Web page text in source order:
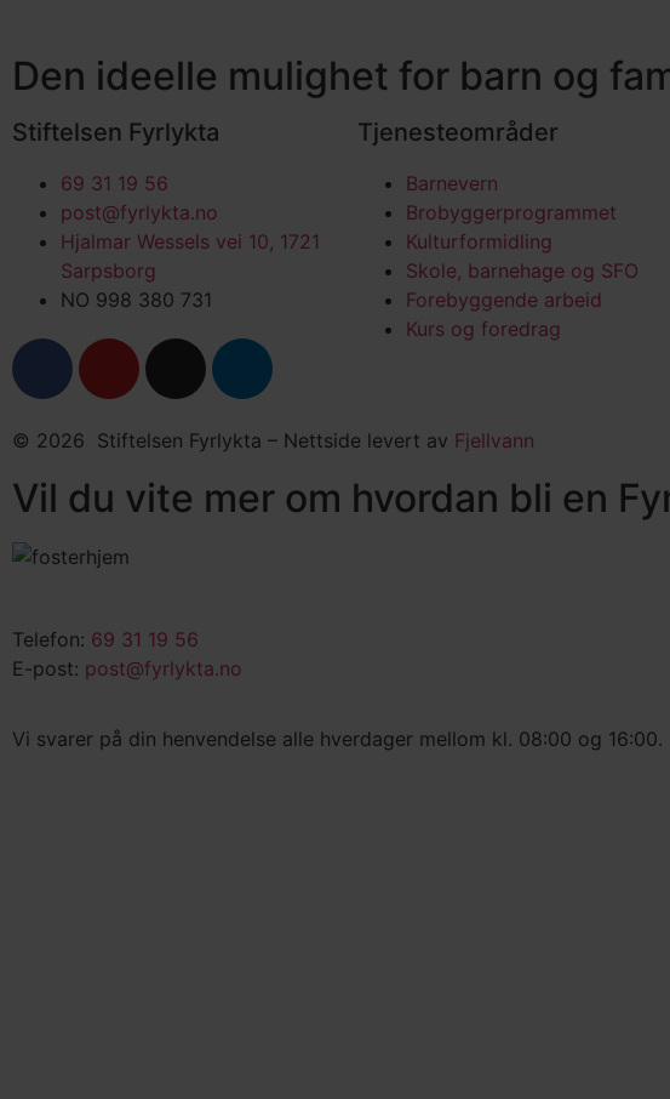
Den ideelle mulighet for barn og
Stiftelsen Fyrlykta
69 31 19 56
post@fyrlykta.no
Hjalmar Wessels vei 10, 1721
Sarpsborg
NO 998 380 731
Tjenesteområder
Barnevern
Brobyggerprogrammet
Kulturformidling
Skole, barnehage og SFO
Forebyggende arbeid
Kurs og foredrag
© 2026 Stiftelsen Fyrlykta – Nettside levert av Fjellvann
Vil du vite mer om hvordan bli en
Telefon: 69 31 19 56
E-post: post@fyrlykta.no
Vi svarer på din henvendelse alle hverdager mellom kl. 08:00 og 16:00.